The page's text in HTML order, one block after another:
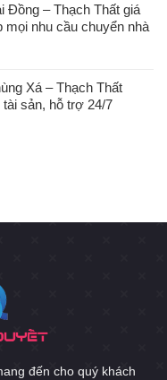
Đồng – Thạch Thất giá
mọi nhu cầu chuyển nhà
Xá – Thạch Thất
sản, hỗ trợ 24/7
đến cho quý khách